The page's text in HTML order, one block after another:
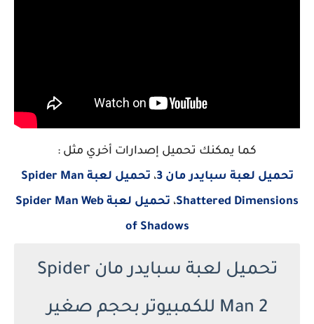
كما يمكنك تحميل إصدارات أخري مثل :
تحميل لعبة سبايدر مان 3 ،
تحميل لعبة Spider Man
Shattered Dimensions،
تحميل لعبة Spider Man Web
of Shadows
تحميل لعبة سبايدر مان Spider
Man 2 للكمبيوتر بحجم صغير